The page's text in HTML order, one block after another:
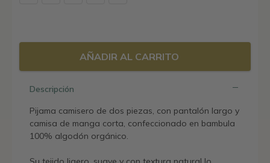
AÑADIR AL CARRITO
Descripción
Pijama camisero de dos piezas, con pantalón largo y
camisa de manga corta, confeccionado en bambula
100% algodón orgánico.